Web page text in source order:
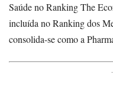
Saúde no Ranking The
incluída no Ranking dos
consolida-se como a